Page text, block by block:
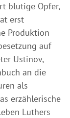
blutige Opfer,
erst
Produktion
auf
Ustinov,
an die
als
erzählerische
Luthers